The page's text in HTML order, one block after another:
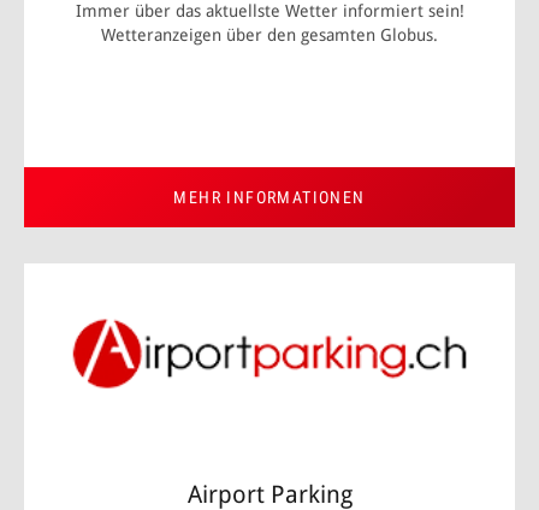
Immer über das aktuellste Wetter informiert sein!
Wetteranzeigen über den gesamten Globus.
MEHR INFORMATIONEN
Airport Parking